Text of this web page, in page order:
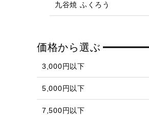
九谷焼 ふくろう
価格から選ぶ
3,000円以下
5,000円以下
7,500円以下